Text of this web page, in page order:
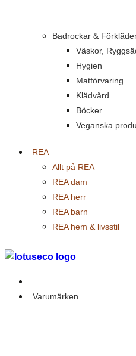
Badrockar &
Väskor,
Hygien
Matförvaring
Klädvård
Böcker
Veganska
REA
Allt på REA
REA dam
REA herr
REA barn
REA hem & livsstil
Varumärken